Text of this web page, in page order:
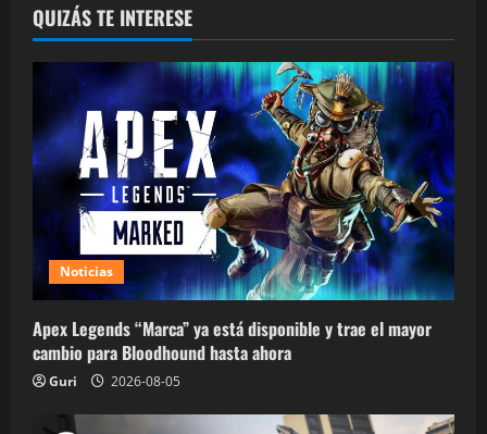
QUIZÁS TE INTERESE
Noticias
Apex Legends “Marca” ya está disponible y trae el mayor
cambio para Bloodhound hasta ahora
Guri 2026-08-05